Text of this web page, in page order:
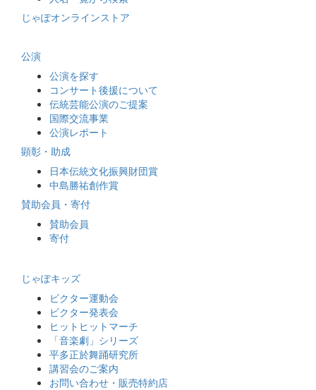
じゃぽオンラインストア
公演
公演を探す
コンサート後援について
伝統芸能公演のご提案
国際交流事業
公演レポート
顕彰・助成
日本伝統文化振興財団賞
中島勝祐創作賞
賛助会員・寄付
賛助会員
寄付
じゃぽキッズ
ビクター運動会
ビクター発表会
ヒットヒットマーチ
「音楽劇」シリーズ
平多正於舞踊研究所
講習会のご案内
お問い合わせ・販売特約店